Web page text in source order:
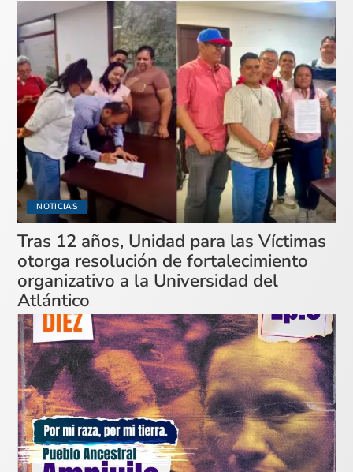
NOTICIAS
Tras 12 años, Unidad para las Víctimas
otorga resolución de fortalecimiento
organizativo a la Universidad del
Atlántico